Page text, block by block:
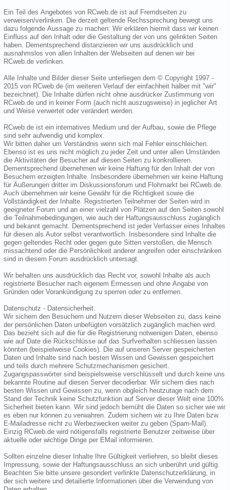
Ein Teil des Angebotes von RCweb.de ist auf Fremdseiten zu
verweisen/verlinken. Die derzeit geltende Rechssprechung bewegt uns
dazu folgende Aussage zu machen: Wir erklären hiermit dass wir keinen
Einfluss auf den Inhalt oder die Gestaltung der von uns gelinkten Seiten
haben. Dementsprechend distanzieren wir uns ausdrücklich und
ausnahmslos von allen Inhalten der Webseiten auf denen wir bei
RCweb.de verlinken.
Alle Inhalte und Bilder dieser Seite unterliegen dem © Copyright 1997 -
2015 von RCweb.de (im weiteren Verlauf der einfachheit halber mit "wir"
bezeichnet). Die Inhalte dürfen nicht ohne ausdrücker Zustimmung von
RCweb.de und in keiner Form (auch nicht auszugsweise) in jeglicher Art
und Weise verwertet oder verändert werden.
RCweb.de ist ein internatives Medium und der Aufbau, sowie die Pflege
sind sehr aufwendig und komplex.
Wir bitten daher um Verständnis wenn sich mal Fehler einschleichen.
Ebenso ist es uns nicht möglich zu jeder Zeit und unter allen Umständen
die Aktivitäten der Besucher auf diesen Seiten zu konkrollieren.
Dementsprechend übernehmen wir keine Haftung für den Inhalt der von
Besuchern erzeigten Inhalte. Insbesondere übernehmen wir keine Haftung
für Äußerungen dritter im Diskussionsforum und Flohmarkt bei RCweb.de.
Auch übernehmen wir keine Gewähr für die Richtigkeit sowie die
Vollständigkeit der Inhalte. Registrierten Teilnehmer der Seiten wird in
geeigneter Forum und an einer vielzahl von Plätzen auf den Seiten sowohl
die Teilnahmebedingungen, wie auch der Haftungsausschluss zugänglich
und bekannt gemacht. Dementsprechend ist jeder Verfasser eines Inhaltes
für diesen als Autor selbst verantwortlich. Insbesondere sind Inhalte die
gegen geltendes Recht oder gegen gute Sitten verstoßen, die Mensch
missachtend oder die Persönlichkeit anderer angreifen oder einschränken
sind in diesem Forum ausdrücklich untersagt.
Wir behalten uns ausdrücklich das Recht vor, sowohl Inhalte als auch
registrierte Besucher nach eigenem Ermessen und ohne Angabe von
Gründen oder Vorankündigung zu sperren oder zu entfernen.
Datenschutz - Datensicherheit:
Wir sichern den Besuchern und Nutzern dieser Webseiten zu, dass keine
der persönlichen Daten unbefügten vorsätzlich zugänglich machen wird.
Das bezieht sich auf die für die Registrierung notwenigen Daten, ebenso
wie auf Date die Rückschlüsse auf das Surfverhalten schliessen lassen
könnten (beispielweise Cookies). Die auf unseren Server gespeicherten
Daten und Inhalte sind nach besten Wissen und Gewissen gespeichert
und teils durch mehrere Schutzmechanismen gesichert.
Zugangspasswörter sind beispielsweise verschlüsselt und durch keine uns
bekannte Routine auf diesen Server decodierbar. Wir sichern dies nach
besten Wissen und Gewissen zu, wenn obgleich heutzutage nach dem
Stand der Technik keine Schutzfunktion auf Server dieser Welt eine 100%
Sicherheit bieten kann. Wir sind jedoch bemüht die Daten so sicher wie wir
es eben nur können zu verwahren. Zudem sichern wir zu Ihre Daten bzw.
E-Mailadresse nicht zu Werbezwecken weiter zu geben (Spam-Mail).
Einzig RCweb.de wird nötigensfalls registrierte Benutzer zeitweise über
aktuelle oder wichtige Dinge per EMail informieren.
Sollten einzelne dieser Inhalte Ihre Gültigkeit verliehren, so bleibt dieses
Impressung, sowie der Haftungsausschluss an sich unberührt und gültig.
Beachten Sie bitte unsere gesondert verlinkte Datenschutzerklärung, in
der sich weitere und detailierte Informationen über die Verwendung von